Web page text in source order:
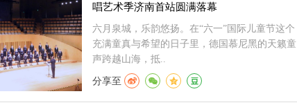
唱艺术季济南首站圆满落幕
六月泉城，乐韵悠扬。在“六一”国际儿童节这个
充满童真与希望的日子里，德国慕尼黑的天籁童
声跨越山海，抵..
分享至